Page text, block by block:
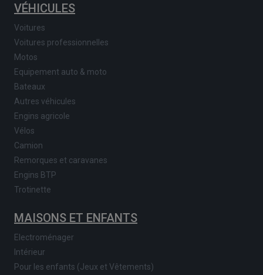
VÉHICULES
Voitures
Voitures professionnelles
Motos
Equipement auto & moto
Bateaux
Autres véhicules
Engins agricole
Vélos
Camion
Remorques et caravanes
Engins BTP
Trotinette
MAISONS ET ENFANTS
Electroménager
Intérieur
Pour les enfants (Jeux et Vêtements)